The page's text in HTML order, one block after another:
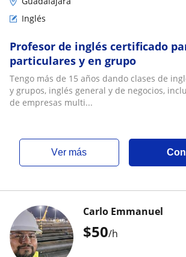
Inglés
Profesor de inglés certificado
particulares y en grupo
Tengo más de 15 años dando clases de
y grupos, inglés general y de negocios,
de empresas multi...
ver más
$50/h
Carlo Emmanuel